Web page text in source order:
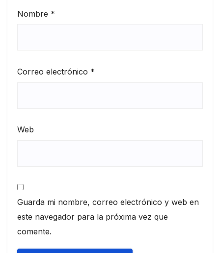
Nombre *
Correo electrónico *
Web
Guarda mi nombre, correo electrónico y web en
este navegador para la próxima vez que
comente.